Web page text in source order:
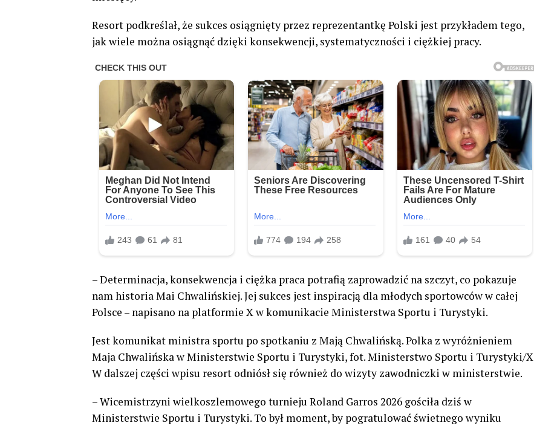
Resort podkreślał, że sukces osiągnięty przez reprezentantkę Polski jest przykładem tego,
jak wiele można osiągnąć dzięki konsekwencji, systematyczności i ciężkiej pracy.
– Determinacja, konsekwencja i ciężka praca potrafią zaprowadzić na szczyt, co pokazuje
nam historia Mai Chwalińskiej. Jej sukces jest inspiracją dla młodych sportowców w całej
Polsce – napisano na platformie X w komunikacie Ministerstwa Sportu i Turystyki.
Jest komunikat ministra sportu po spotkaniu z Mają Chwalińską. Polka z wyróżnieniem
Maja Chwalińska w Ministerstwie Sportu i Turystyki, fot. Ministerstwo Sportu i Turystyki/X
W dalszej części wpisu resort odniósł się również do wizyty zawodniczki w ministerstwie.
– Wicemistrzyni wielkoszlemowego turnieju Roland Garros 2026 gościła dziś w
Ministerstwie Sportu i Turystyki. To był moment, by pogratulować świetnego wyniku